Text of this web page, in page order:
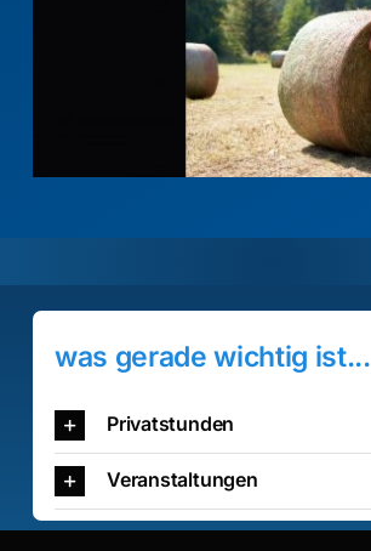
was gerade wichtig ist...
Privatstunden
Veranstaltungen